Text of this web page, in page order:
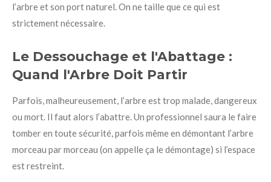
l’arbre et son port naturel. On ne taille que ce qui est
strictement nécessaire.
Le Dessouchage et l'Abattage :
Quand l'Arbre Doit Partir
Parfois, malheureusement, l’arbre est trop malade, dangereux
ou mort. Il faut alors l’abattre. Un professionnel saura le faire
tomber en toute sécurité, parfois même en démontant l’arbre
morceau par morceau (on appelle ça le démontage) si l’espace
est restreint.